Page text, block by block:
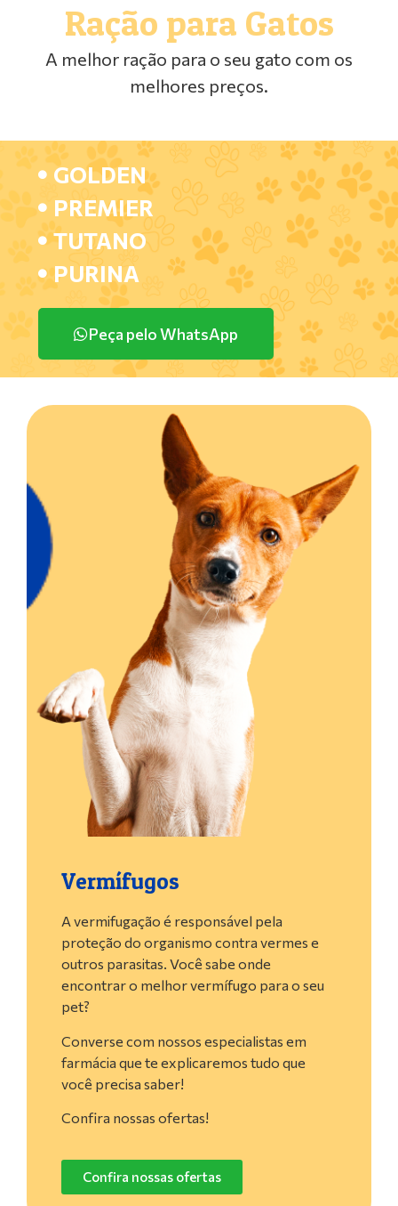
Ração para Gatos
A melhor ração para o seu gato com os
melhores preços.
GOLDEN
PREMIER
TUTANO
PURINA
Peça pelo WhatsApp
Vermífugos
A vermifugação é responsável pela
proteção do organismo contra vermes e
outros parasitas. Você sabe onde
encontrar o melhor vermífugo para o seu
pet?
Converse com nossos especialistas em
farmácia que te explicaremos tudo que
você precisa saber!
Confira nossas ofertas!
Confira nossas ofertas